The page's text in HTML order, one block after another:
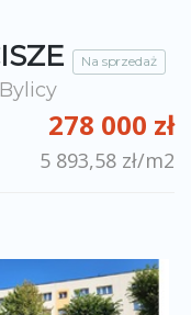
Na sprzedaż
278 000 zł
5 893,58 zł/m2